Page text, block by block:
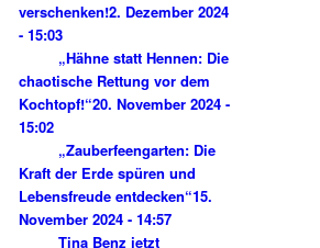
verschenken!2. Dezember 2024
- 15:03
„Hähne statt Hennen: Die
chaotische Rettung vor dem
Kochtopf!“20. November 2024 -
15:02
„Zauberfeengarten: Die
Kraft der Erde spüren und
Lebensfreude entdecken“15.
November 2024 - 14:57
Tina Benz jetzt